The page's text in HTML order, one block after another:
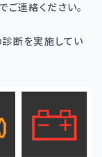
連絡ください。
断を実施してい